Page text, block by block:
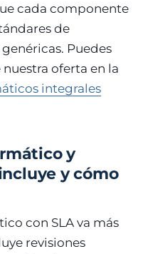
cada componente
de
Puedes
oferta en la
integrales
y
y cómo
con SLA va más
revisiones